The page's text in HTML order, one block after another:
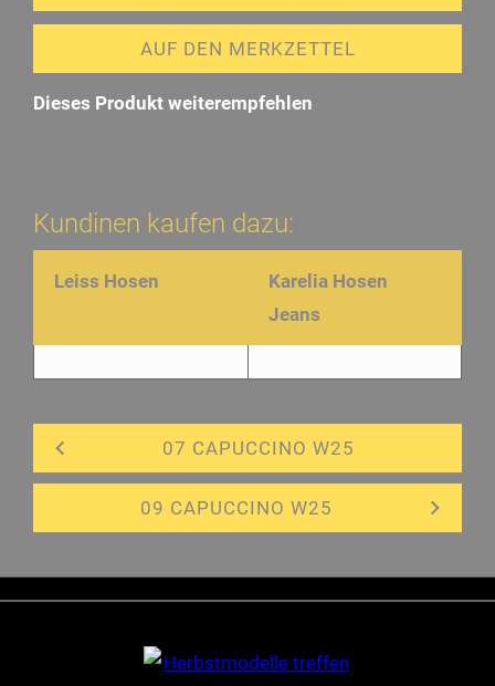
AUF DEN MERKZETTEL
Dieses Produkt weiterempfehlen
Kundinen kaufen dazu:
Leiss Hosen
Karelia Hosen
Jeans
07 CAPUCCINO W25
09 CAPUCCINO W25